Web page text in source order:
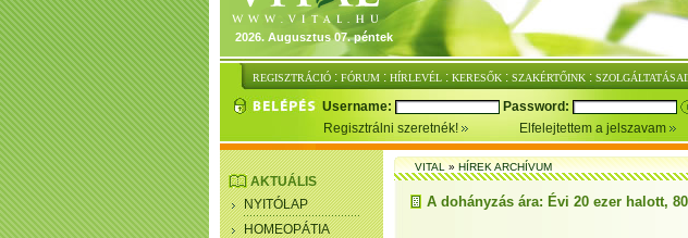
2026. Augusztus 07. péntek
REGISZTRÁCIÓ : FÓRUM : HÍRLEVÉL : KERESŐK : SZAKÉRTŐINK :
Username: Password:
Regisztrálni szeretnék!
Elfelejtettem a jelszavam
AKTUÁLIS
NYITÓLAP
HOMEOPÁTIA
VITAL»HÍREK ARCHÍVUM
A dohányzás ára: Évi 20 ezer halott,